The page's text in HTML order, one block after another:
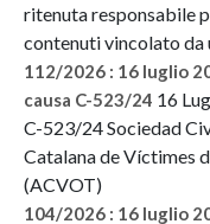
ritenuta responsabile
contenuti vincolato da
112/2026 : 16 luglio
causa C-523/24 16
C-523/24 Sociedad
Catalana de Víctimes
(ACVOT)
104/2026 : 16 luglio